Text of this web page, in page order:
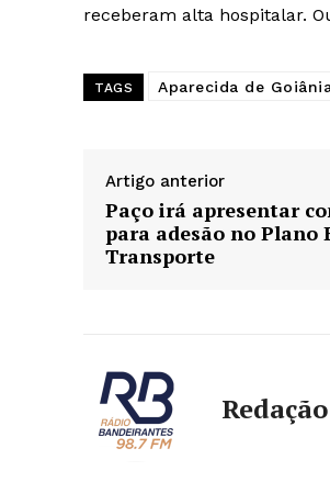
receberam alta hospitalar.
TAGS Aparecida de
Artigo anterior
Paço irá apresentar
para adesão no Plano
Transporte